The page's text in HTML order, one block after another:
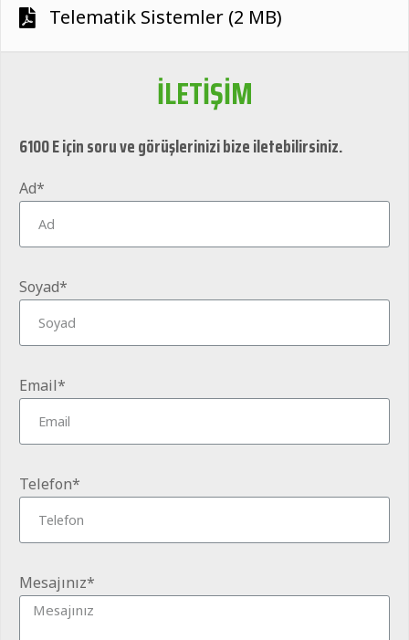
Telematik Sistemler (2 MB)
İLETİŞİM
6100 E için soru ve görüşlerinizi bize iletebilirsiniz.
Ad*
Soyad*
Email*
Telefon*
Mesajınız*